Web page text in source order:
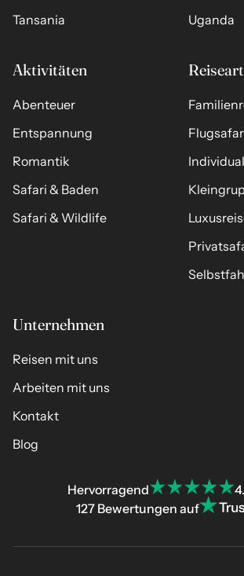
Tansania
Uganda
Aktivitäten
Abenteuer
Entspannung
Romantik
Safari & Baden
Safari & Wildlife
Reiseart
Unternehmen
Reisen mit uns
Arbeiten mit uns
Kontakt
Blog
Hervorragend
127 Bewertungen auf